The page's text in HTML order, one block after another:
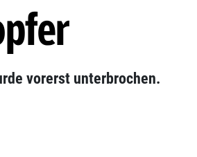
vorerst unterbrochen.